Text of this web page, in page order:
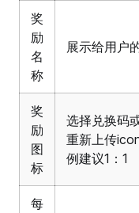
奖
励
名
称
展示给用户
奖
励
图
标
选择兑换码
重新上传
例建议1：1
每